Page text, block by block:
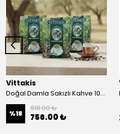
Vittakis
Doğal Damla Sakızlı Kahve 100 gr. EGE -3'lü Paket
%18
918.00 ₺
756.00 ₺